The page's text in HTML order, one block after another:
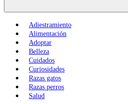
Adiestramiento
Alimentación
Adoptar
Belleza
Cuidados
Curiosidades
Razas gatos
Razas perros
Salud